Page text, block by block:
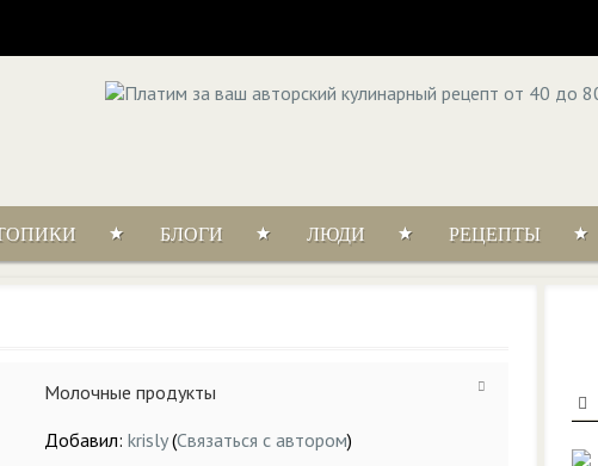
БЛОГИ ЛЮДИ РЕЦЕПТЫ
Молочные продукты
Добавил: krisly(Связаться с автором)